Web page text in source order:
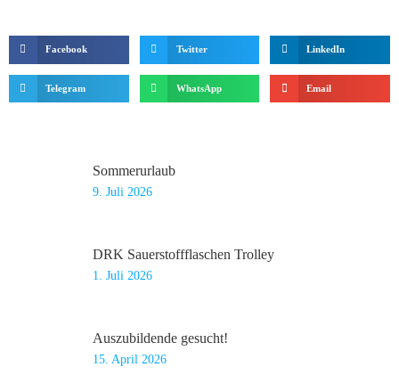
Facebook Twitter LinkedIn
Telegram WhatsApp Email
Sommerurlaub
9. Juli 2026
DRK Sauerstoffflaschen Trolley
1. Juli 2026
Auszubildende gesucht!
15. April 2026